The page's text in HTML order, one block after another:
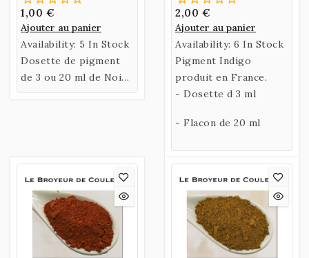
1,00 €
Ajouter au panier
Availability: 5 In Stock
Dosette de pigment
de 3 ou 20 ml de Noir
de Vigne.
2,00 €
Ajouter au panier
Availability: 6 In Stock
Pigment Indigo
produit en France.
- Dosette d 3 ml
- Flacon de 20 ml